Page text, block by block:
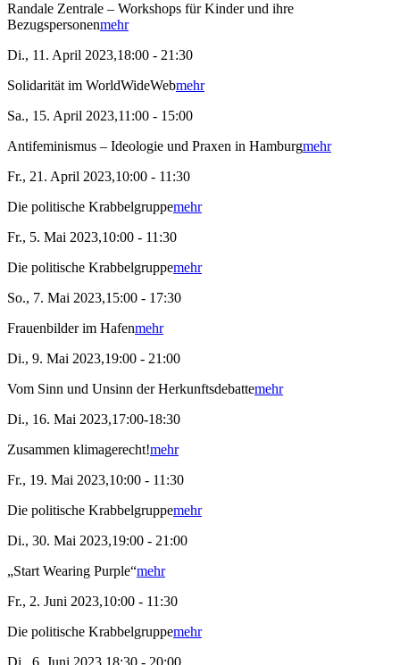
Randale Zentrale – Workshops für Kinder und ihre
Bezugspersonenmehr
Di., 11. April 2023,18:00 - 21:30
Solidarität im WorldWideWebmehr
Sa., 15. April 2023,11:00 - 15:00
Antifeminismus – Ideologie und Praxen in Hamburgmehr
Fr., 21. April 2023,10:00 - 11:30
Die politische Krabbelgruppemehr
Fr., 5. Mai 2023,10:00 - 11:30
Die politische Krabbelgruppemehr
So., 7. Mai 2023,15:00 - 17:30
Frauenbilder im Hafenmehr
Di., 9. Mai 2023,19:00 - 21:00
Vom Sinn und Unsinn der Herkunftsdebattemehr
Di., 16. Mai 2023,17:00-18:30
Zusammen klimagerecht!mehr
Fr., 19. Mai 2023,10:00 - 11:30
Die politische Krabbelgruppemehr
Di., 30. Mai 2023,19:00 - 21:00
„Start Wearing Purple“mehr
Fr., 2. Juni 2023,10:00 - 11:30
Die politische Krabbelgruppemehr